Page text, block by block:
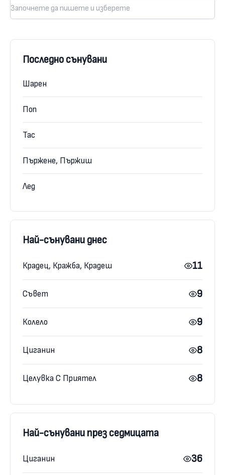
Последно сънувани
Шарен
Поп
Тас
Пържене, Пържиш
Лед
Най-сънувани днес
Крадец, Кражба, Крадеш 11
Съвет 9
Колело 9
Циганин 8
Целувка С Приятел 8
Най-сънувани през седмицата
Циганин 36